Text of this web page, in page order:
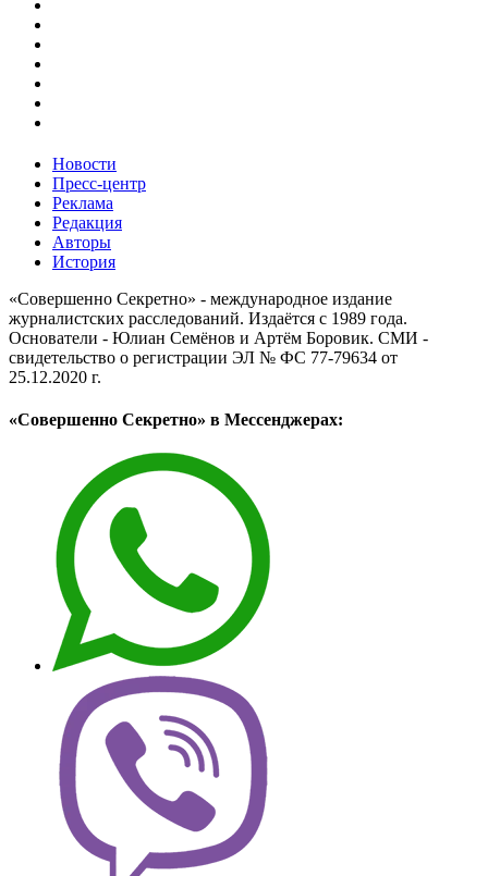
Новости
Пресс-центр
Реклама
Редакция
Авторы
История
«Совершенно Секретно» - международное издание
журналистских расследований. Издаётся с 1989 года.
Основатели - Юлиан Семёнов и Артём Боровик. CМИ -
свидетельство о регистрации ЭЛ № ФС 77-79634 от
25.12.2020 г.
«Совершенно Секретно» в Мессенджерах: